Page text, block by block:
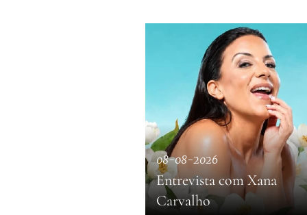
08-08-2026
Entrevista com Xana
Carvalho